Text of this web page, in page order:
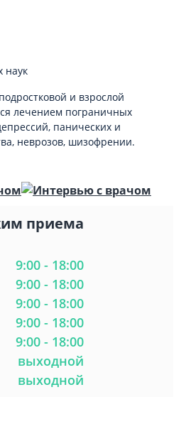
наук
и взрослой
лечением пограничных
панических и
неврозов, шизофрении.
приема
9:00 - 18:00
9:00 - 18:00
9:00 - 18:00
9:00 - 18:00
9:00 - 18:00
выходной
выходной